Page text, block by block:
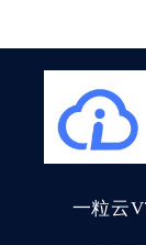
一粒云